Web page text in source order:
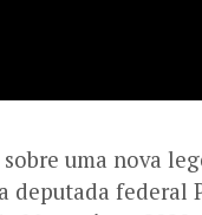
uma nova
deputada federal